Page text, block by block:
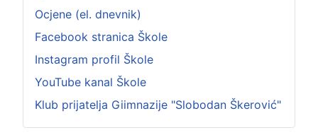
Ocjene (el. dnevnik)
Facebook stranica Škole
Instagram profil Škole
YouTube kanal Škole
Klub prijatelja Giimnazije "Slobodan Škerović"